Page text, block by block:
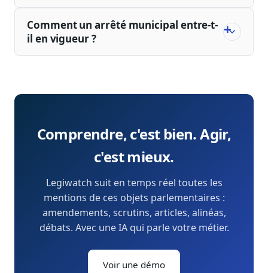
Comment un arrêté municipal entre-t-
il en vigueur ?
Comprendre, c'est bien. Agir,
c'est mieux.
Legiwatch suit en temps réel toutes les
mentions de ces objets parlementaires :
amendements, scrutins, articles, alinéas,
débats. Avec une IA qui parle votre métier.
Voir une démo